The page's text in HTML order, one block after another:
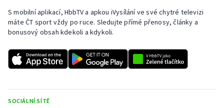
S mobilní aplikací, HbbTV a apkou iVysílání ve své chytré televizi
máte ČT sport vždy po ruce. Sledujte přímé přenosy, články a
bonusový obsah kdekoli a kdykoli.
SOCIÁLNÍ SÍTĚ